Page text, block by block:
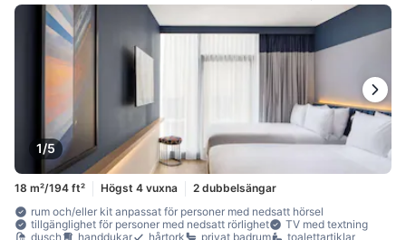
1/5
18 m²/194 ft² Högst 4 vuxna
2 dubbelsängar
rum och/eller kit anpassat för personer med nedsatt hörsel
tillgänglighet för personer med nedsatt rörlighet
TV med textning
dusch
handdukar hårtork privat badrum
toalettartiklar